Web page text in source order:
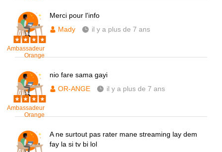
Ambassadeur
Orange
Merci pour l'info
Mady
il y a plus de 7 ans
Ambassadeur
Orange
nio fare sama gayi
OR-ANGE
il y a plus de 7 ans
A ne surtout pas rater mane streaming lay dem
fay la si tv bi lol